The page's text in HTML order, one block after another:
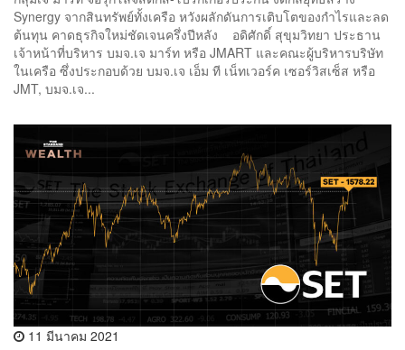
Synergy จากสินทรัพย์ทั้งเครือ หวังผลักดันการเติบโตของกำไรและลด
ต้นทุน คาดธุรกิจใหม่ชัดเจนครึ่งปีหลัง อดิศักดิ์ สุขุมวิทยา ประธาน
เจ้าหน้าที่บริหาร บมจ.เจ มาร์ท หรือ JMART และคณะผู้บริหารบริษัท
ในเครือ ซึ่งประกอบด้วย บมจ.เจ เอ็ม ที เน็ทเวอร์ค เซอร์วิสเซ็ส หรือ
JMT, บมจ.เจ...
11 มีนาคม 2021